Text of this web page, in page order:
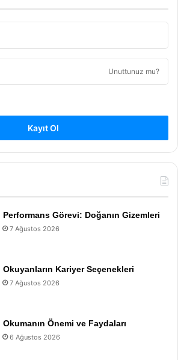
Unuttunuz mu?
Kayıt Ol
Görevi: Doğanın Gizemleri
7 Ağustos 2026
Kariyer Seçenekleri
7 Ağustos 2026
Önemi ve Faydaları
6 Ağustos 2026